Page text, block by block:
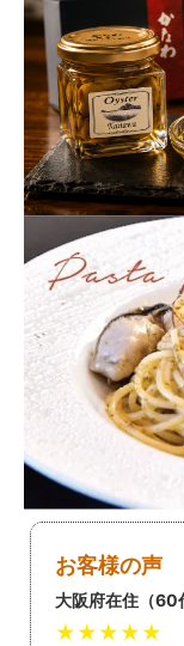
お客様の声
大阪府在住（60
★★★★★